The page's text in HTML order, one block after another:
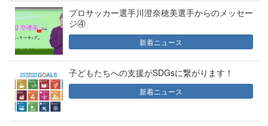
プロサッカー選手川澄奈穂美選手からのメッセー
ジ④
新着ニュース
子どもたちへの支援がSDGsに繋がります！
新着ニュース